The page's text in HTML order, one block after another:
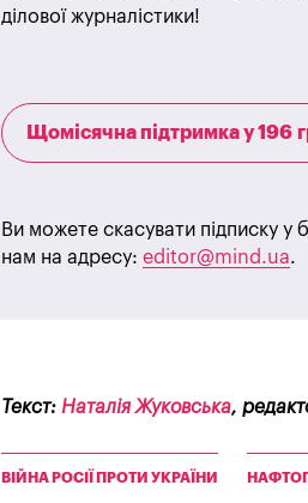
ділової журналістики!
Щомісячна підтримка у 196
Ви можете скасувати підписку у
нам на адресу: editor@mind.ua.
Текст: Наталія Жуковська,
ВІЙНА РОСІЇ ПРОТИ УКРАЇНИ